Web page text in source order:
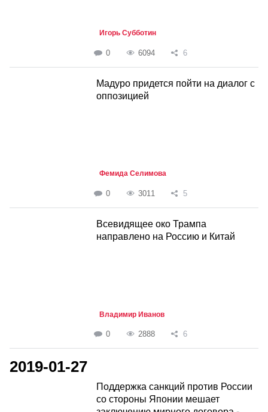
Игорь Субботин
0 6094 6
Мадуро придется пойти на диалог с
оппозицией
Фемида Селимова
0 3011 5
Всевидящее око Трампа
направлено на Россию и Китай
Владимир Иванов
0 2888 6
2019-01-27
Поддержка санкций против России
со стороны Японии мешает